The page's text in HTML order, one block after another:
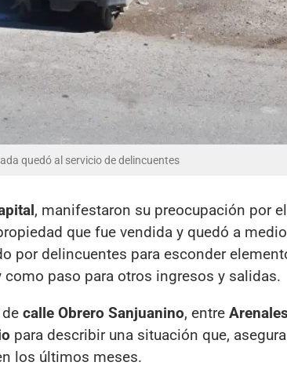
quedó al servicio de delincuentes
, manifestaron su preocupación por
que fue vendida y quedó a
por delincuentes para esconder
paso para otros ingresos y salidas.
calle Obrero Sanjuanino, entre Arenales
para describir una situación que,
los últimos meses.